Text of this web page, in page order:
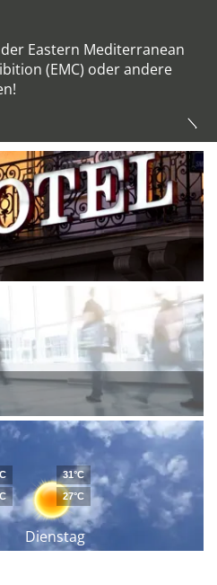
Eastern Mediterranean
(EMC) oder andere
Dienstag
31°C
27°C